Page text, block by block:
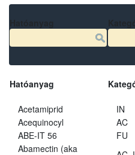
Hatóanyag
Acetamiprid
IN
Acequinocyl
AC
ABE-IT 56
FU
Abamectin (aka